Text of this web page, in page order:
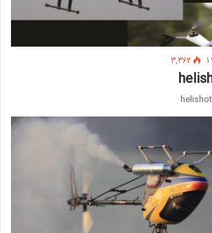
1
3,362